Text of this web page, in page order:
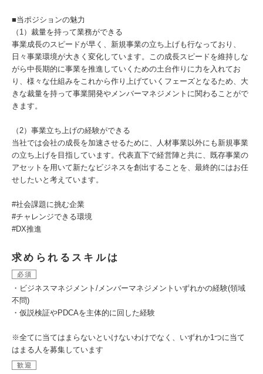
■当ポジションの魅力
（1）裁量を持って業務ができる
事業成長のスピードが早く、新規事業の立ち上げも行なっており、
日々事業環境が大きく変化しています。この成長スピードを維持しな
がら中長期的に事業を推進していくための土台作りに力を入れてお
り、様々な仕組みをこれから作り上げていくフェーズとなるため、大
きな裁量を持って事業開発やメンバーマネジメントに関わることがで
きます。
（2）事業立ち上げの経験ができる
当社では会社の成長を加速させるために、人材事業以外にも新規事業
の立ち上げを目指しています。代表直下で経営陣と共に、既存事業の
アセットを用いて新たなビジネスを創出することを、最終的にはお任
せしたいと考えています。
#社会課題に挑む企業
#チャレンジできる環境
#DX推進
求められるスキルは
必須
・ビジネスマネジメント/メンバーマネジメントいずれかの経験(領域
不問)
・仮説検証やPDCAを主体的に回した経験
※全てに当てはまらないといけないわけでなく、いずれか1つに当て
はまる人を募集しています
歓迎